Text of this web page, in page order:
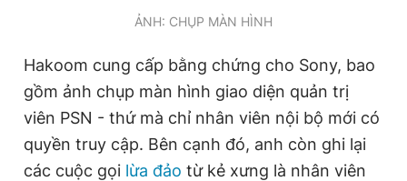
ẢNH: CHỤP MÀN HÌNH
Hakoom cung cấp bằng chứng cho Sony, bao
gồm ảnh chụp màn hình giao diện quản trị
viên PSN - thứ mà chỉ nhân viên nội bộ mới có
quyền truy cập. Bên cạnh đó, anh còn ghi lại
các cuộc gọi lừa đảo từ kẻ xưng là nhân viên